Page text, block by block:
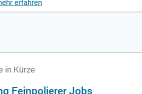
zu erhalten!
erfahren
in Kürze
Feinpolierer Jobs